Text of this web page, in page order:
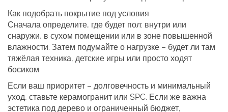
Как подобрать покрытие под условия
Сначала определите, где будет пол: внутри или
снаружи, в сухом помещении или в зоне повышенной
влажности. Затем подумайте о нагрузке – будет ли там
тяжёлая техника, детские игры или просто ходят
босиком.
Если ваш приоритет – долговечность и минимальный
уход, ставьте керамогранит или SPC. Если же важна
эстетика под дерево и ограниченный бюджет,